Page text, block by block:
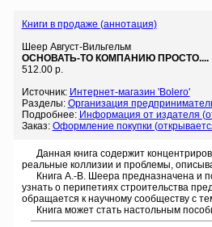
Книги в продаже (аннотация)
Шеер Август-Вильгельм
ОСНОВАТЬ-ТО КОМПАНИЮ ПРОСТО....
512.00 р.
Источник: Интернет-магазин 'Bolero'
Разделы: Организация
Подробнее: Информация от издателя
Заказ: Оформление покупки
Данная книга содержит
реальные коллизии и проблемы,
Книга А.-В. Шеера предназначена и
узнать о перипетиях строительства
обращается к научному сообществу с
Книга может стать настольным